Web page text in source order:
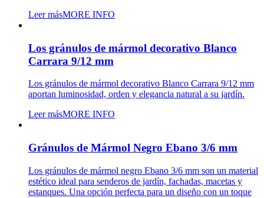
Leer másMORE INFO
Los gránulos de mármol decorativo Blanco
Carrara 9/12 mm
Los gránulos de mármol decorativo Blanco Carrara 9/12 mm
aportan luminosidad, orden y elegancia natural a su jardín.
Leer másMORE INFO
Gránulos de Mármol Negro Ebano 3/6 mm
Los gránulos de mármol negro Ebano 3/6 mm son un material
estético ideal para senderos de jardín, fachadas, macetas y
estanques. Una opción perfecta para un diseño con un toque